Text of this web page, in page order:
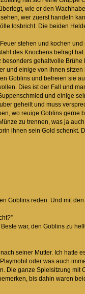
wie er den
wer zuerst handeln
losbricht. Die beiden
stehen und kochen
des Knochens befragt
gehaltvolle
und einige von ihnen
Goblins und befreien sie
Dies ist der Fall und
und einige
geheilt und muss
wo reuige Goblins gerne
zu trennen, was ja
ihnen sein Gold schenkt.
Goblins reden. Und mit
war, den Goblins zu
seiner Mutter. Ich hatte
oder was auch
Die ganze Spielsitzung mit
bis dahin waren